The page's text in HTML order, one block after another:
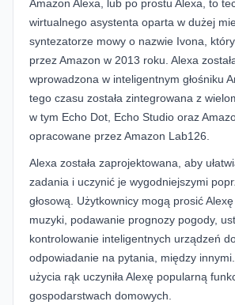
Amazon Alexa, lub po prostu Alexa, to
wirtualnego asystenta oparta w dużej
syntezatorze mowy o nazwie Ivona,
przez Amazon w 2013 roku. Alexa
wprowadzona w inteligentnym głośniku
tego czasu została zintegrowana z
w tym Echo Dot, Echo Studio oraz
opracowane przez Amazon Lab126.
Alexa została zaprojektowana, aby
zadania i uczynić je wygodniejszymi
głosową. Użytkownicy mogą prosić
muzyki, podawanie prognozy pogody,
kontrolowanie inteligentnych urządzeń
odpowiadanie na pytania, między
użycia rąk uczyniła Alexę popularną
gospodarstwach domowych.